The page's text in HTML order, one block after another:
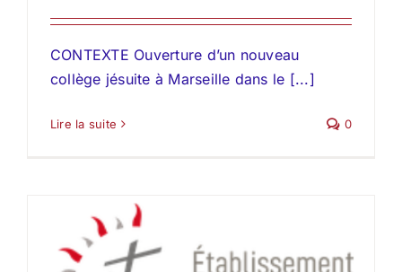
CONTEXTE Ouverture d’un nouveau
collège jésuite à Marseille dans le [...]
Lire la suite 0